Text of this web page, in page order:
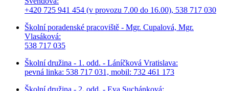
+420 725 941 454 (v provozu 7.00 do 16.00), 538 717 030
Školní poradenské pracoviště - Mgr. Cupalová, Mgr.
Vlasáková:
538 717 035
Školní družina - 1. odd. - Láníčková Vratislava:
pevná linka: 538 717 031, mobil: 732 461 173